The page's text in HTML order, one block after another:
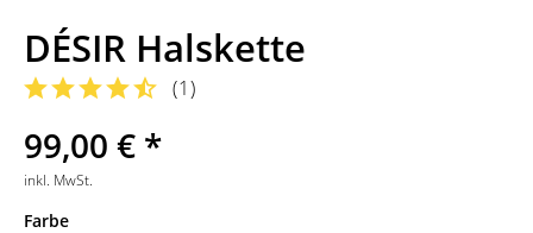
DÉSIR Halskette
(1)
99,00 € *
inkl. MwSt.
Farbe